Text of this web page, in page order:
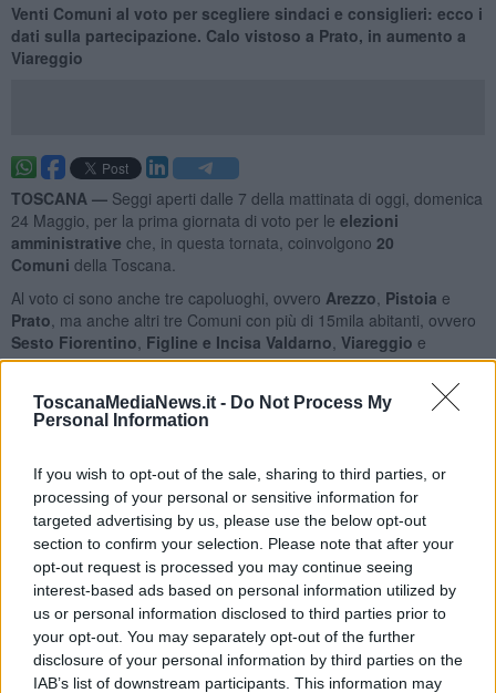
ToscanaMediaNews.it - Do Not Process My
Personal Information
If you wish to opt-out of the sale, sharing to third parties, or
processing of your personal or sensitive information for
targeted advertising by us, please use the below opt-out
section to confirm your selection. Please note that after your
opt-out request is processed you may continue seeing
interest-based ads based on personal information utilized by
us or personal information disclosed to third parties prior to
your opt-out. You may separately opt-out of the further
disclosure of your personal information by third parties on the
IAB’s list of downstream participants. This information may
Venti Comuni al voto per scegliere sindaci e consiglieri: ecco i
dati sulla partecipazione. Calo vistoso a Prato, in aumento a
Viareggio
TOSCANA — Seggi aperti dalle 7 della mattinata di oggi, domenica
24 Maggio, per la prima giornata di voto per le elezioni
amministrative che, in questa tornata, coinvolgono 20
Comuni della Toscana.
Al voto ci sono anche tre capoluoghi, ovvero Arezzo Pistoia e
Prato , ma anche altri tre Comuni con più di 15mila abitanti, ovvero
Sesto Fiorentino Figline e Incisa Valdarno Viareggio e
Cascina.
Il primo dato sull' affluenza è aggiornato, come al solito, alle 12. Tra
parentesi, la differenza rispetto alla precedente tornata delle
amministrative:
Arezzo:12,94%(14,57%)
Pistoia:13,03%(17,02%)
Prato:12,77%(21,64%)
Sesto Fiorentino:12,35%(14,19%)
Figline e Incisa Valdarno:12,98%(23,15%)
Viareggio:
14,96%(14,62%)
Cascina:11,23% (14,89%)